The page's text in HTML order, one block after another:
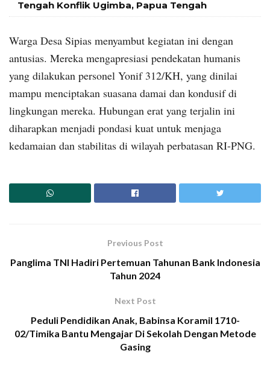
Tengah Konflik Ugimba, Papua Tengah
Warga Desa Sipias menyambut kegiatan ini dengan
antusias. Mereka mengapresiasi pendekatan humanis
yang dilakukan personel Yonif 312/KH, yang dinilai
mampu menciptakan suasana damai dan kondusif di
lingkungan mereka. Hubungan erat yang terjalin ini
diharapkan menjadi pondasi kuat untuk menjaga
kedamaian dan stabilitas di wilayah perbatasan RI-PNG.
Previous Post
Panglima TNI Hadiri Pertemuan Tahunan Bank Indonesia
Tahun 2024
Next Post
Peduli Pendidikan Anak, Babinsa Koramil 1710-
02/Timika Bantu Mengajar Di Sekolah Dengan Metode
Gasing